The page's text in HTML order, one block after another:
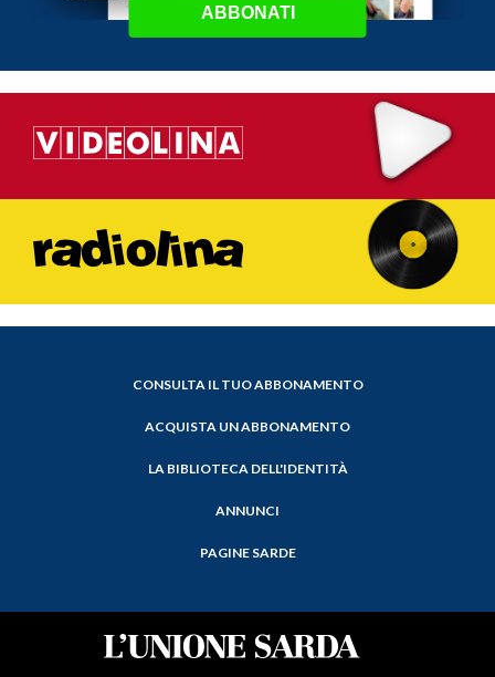
ABBONATI
CONSULTA IL TUO ABBONAMENTO
ACQUISTA UN ABBONAMENTO
LA BIBLIOTECA DELL'IDENTITÀ
ANNUNCI
PAGINE SARDE